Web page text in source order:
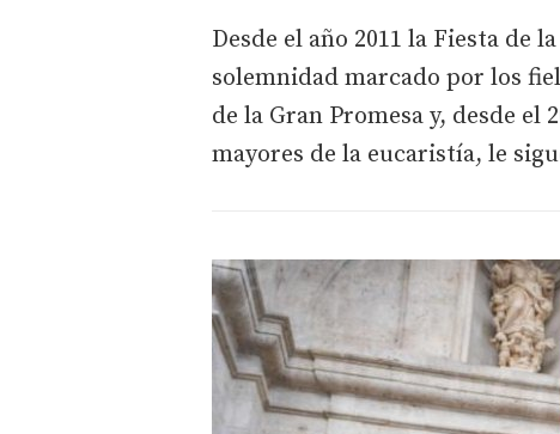
Desde el año 2011 la Fiesta de
solemnidad marcado por los
de la Gran Promesa y, desde el
mayores de la eucaristía, le